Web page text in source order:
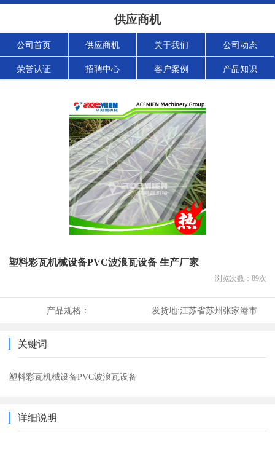
供应商机
公司首页 供应商机 关于我们 公司动态
荣誉认证 招聘中心 客户案例 产品知识
塑料彩瓦机械设备PVC波浪瓦设备 生产厂家
浏览次数： 89次
产品规格： 发货地:江苏省苏州张家港市
关键词
塑料彩瓦机械设备PVC波浪瓦设备
详细说明